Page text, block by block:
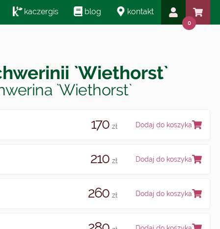
kaczergis blog kontakt
0
`Wiethorst`
`Wiethorst`
170 zł Dodaj do koszyka
210 zł Dodaj do koszyka
260 zł Dodaj do koszyka